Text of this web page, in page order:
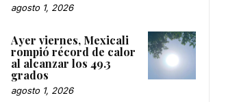
agosto 1, 2026
Ayer viernes, Mexicali
rompió récord de calor
al alcanzar los 49.3
grados
agosto 1, 2026